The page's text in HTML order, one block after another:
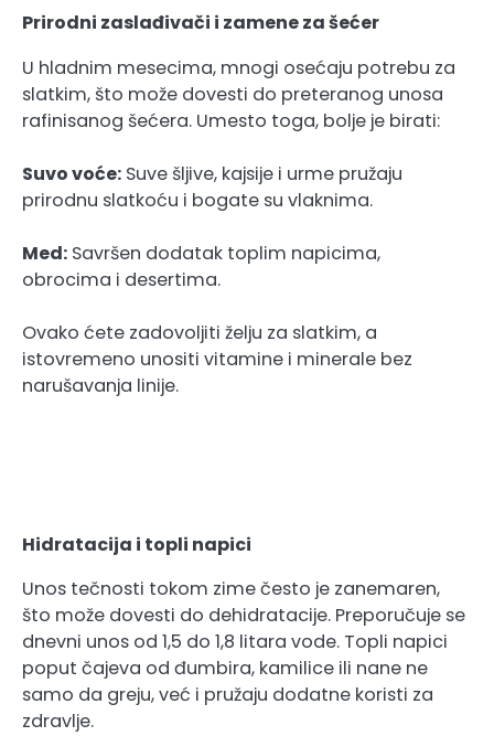
Prirodni zaslađivači i zamene za šećer
U hladnim mesecima, mnogi osećaju potrebu za
slatkim, što može dovesti do preteranog unosa
rafinisanog šećera. Umesto toga, bolje je birati:
Suvo voće: Suve šljive, kajsije i urme pružaju
prirodnu slatkoću i bogate su vlaknima.
Med: Savršen dodatak toplim napicima,
obrocima i desertima.
Ovako ćete zadovoljiti želju za slatkim, a
istovremeno unositi vitamine i minerale bez
narušavanja linije.
Hidratacija i topli napici
Unos tečnosti tokom zime često je zanemaren,
što može dovesti do dehidratacije. Preporučuje se
dnevni unos od 1,5 do 1,8 litara vode. Topli napici
poput čajeva od đumbira, kamilice ili nane ne
samo da greju, već i pružaju dodatne koristi za
zdravlje.